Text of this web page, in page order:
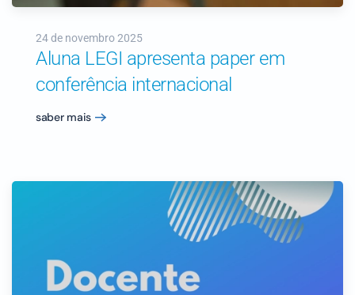
24 de novembro 2025
Aluna LEGI apresenta paper em
conferência internacional
saber mais